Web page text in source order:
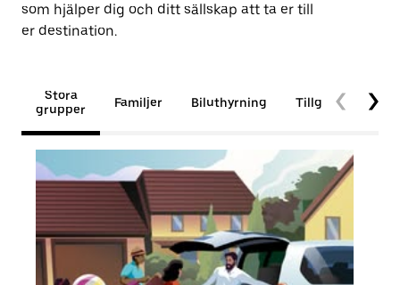
som hjälper dig och ditt sällskap att ta er till
er destination.
Stora
grupper
Familjer Biluthyrning Tillgänglighet